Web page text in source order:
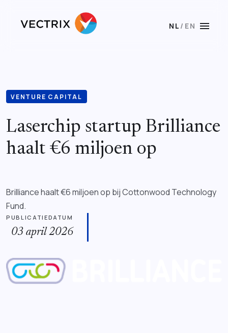
NL / EN menu
VENTURE CAPITAL
Laserchip startup Brilliance
haalt €6 miljoen op
Brilliance haalt €6 miljoen op bij Cottonwood Technology
Fund.
PUBLICATIEDATUM
03 april 2026